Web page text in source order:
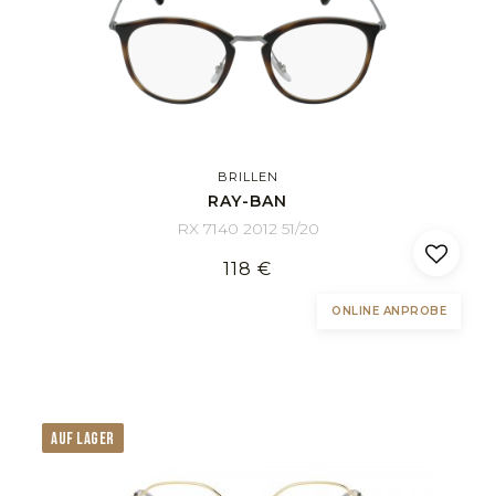
BRILLEN
RAY-BAN
RX 7140 2012 51/20
118 €
ONLINE ANPROBE
AUF LAGER